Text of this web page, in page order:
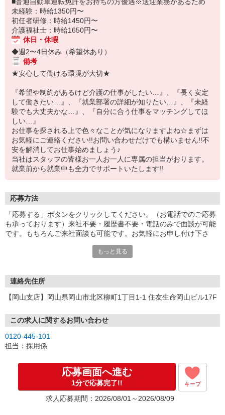
未経験：時給1350円〜
初任者研修：時給1450円〜
介護福祉士：時給1650円〜
休日・休暇
◆週2〜4日休み（希望休あり）
備考
★安心して働ける環境が大切★
『希望や制約があるけど介護の仕事がしたい…』、『長く安定
して働きたい…』、『就業部署の詳細が知りたい…』、『未経
験でも大丈夫かな…』、『自分に合う仕事をマッチングしてほ
しい…』
お仕事を探される上で色々なことが気になりますよね☆まずは
お気軽にご連絡ください!!お問い合わせだけでも構いません!!不
安を解消してお仕事始めましょう♪
当社はスタッフの皆様お一人お一人に専属の担当がおります。
就業前から就業中も全力でサポートいたします!!
応募方法
「応募する」ボタンをクリックしてください。（お電話でのご応募
も承っております）来社不要・履歴書不要・電話のみで面談が可能
です。もちろんご来社面談も可能です。お気軽にお申し付け下さ
もっと見る
連絡先住所
【岡山支店】岡山県岡山市北区柳町1丁目1-1 住友生命岡山ビル17F
この求人に関するお問い合わせ
0120-445-101
担当：採用係
応募画面へ進む
1分で応募完了!! キープ
求人応募期間：2026/08/01～2026/08/09